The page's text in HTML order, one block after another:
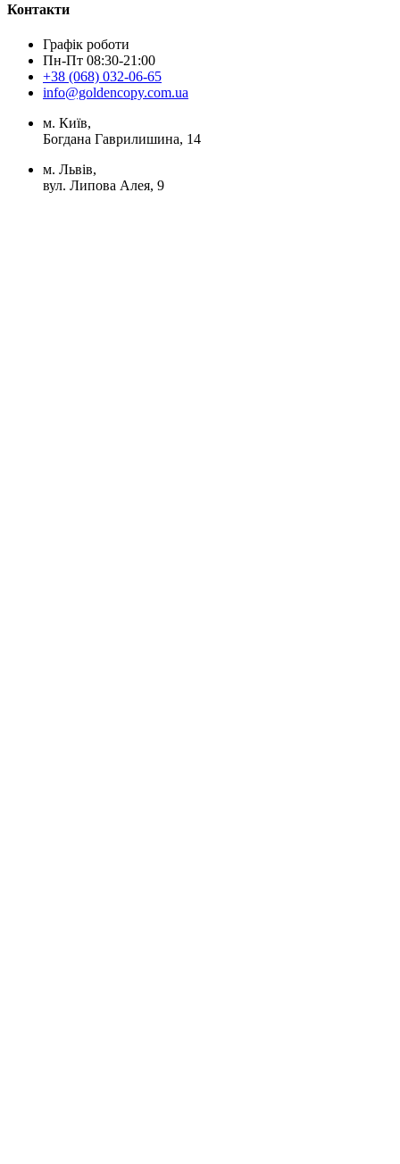
Контакти
Графік роботи
Пн-Пт 08:30-21:00
+38 (068) 032-06-65
info@goldencopy.com.ua
м. Київ,
Богдана Гаврилишина, 14
м. Львів,
вул. Липова Алея, 9